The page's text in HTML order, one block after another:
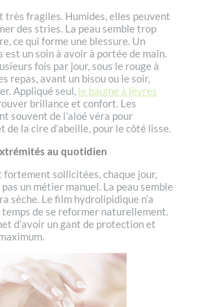
très fragiles. Humides, elles peuvent
des stries. La peau semble trop
ce qui forme une blessure. Un
est un soin à avoir à portée de main.
fois par jour, sous le rouge à
repas, avant un bisou ou le soir,
Appliqué seul, le baume à lèvres
brillance et confort. Les
souvent de l’aloé véra pour
de la cire d’abeille, pour le côté lisse.
au quotidien
fortement sollicitées, chaque jour,
pas un métier manuel. La peau semble
sèche. Le film hydrolipidique n’a
temps de se reformer naturellement.
d’avoir un gant de protection et